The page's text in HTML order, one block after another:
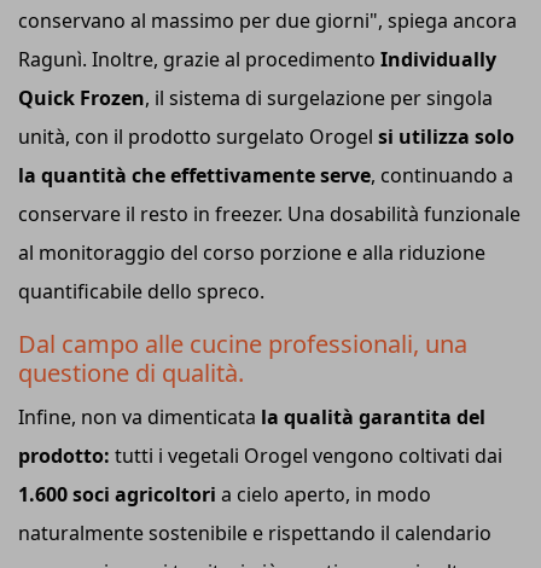
conservano al massimo per due giorni", spiega ancora
Ragunì. Inoltre, grazie al procedimento Individually
Quick Frozen, il sistema di surgelazione per singola
unità, con il prodotto surgelato Orogel si utilizza solo
la quantità che effettivamente serve, continuando a
conservare il resto in freezer. Una dosabilità funzionale
al monitoraggio del corso porzione e alla riduzione
quantificabile dello spreco.
Dal campo alle cucine professionali, una
questione di qualità.
Infine, non va dimenticata la qualità garantita del
prodotto: tutti i vegetali Orogel vengono coltivati dai
1.600 soci agricoltori a cielo aperto, in modo
naturalmente sostenibile e rispettando il calendario